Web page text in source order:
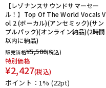
【レゾナンスサウンドサマーセー
ル！】Top Of The World Vocals V
ol 2 (ボーカル)(アンセミック)(サン
プルパック)(オンライン納品)(2時間
以内に納品)
販売価格¥5,500(税込)
特別価格
¥2,427(税込)
ポイント：1% (22pt)